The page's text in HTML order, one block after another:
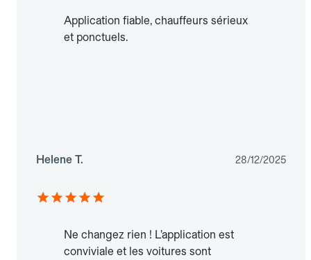
Application fiable, chauffeurs sérieux
et ponctuels.
Helene T. 28/12/2025
Ne changez rien ! L’application est
conviviale et les voitures sont